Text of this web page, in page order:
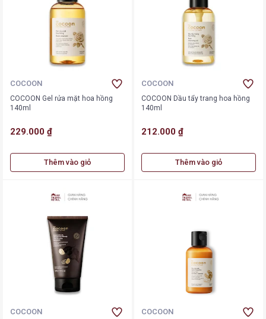
COCOON
COCOON Gel rửa mặt hoa hồng
140ml
229.000 ₫
Thêm vào giỏ
COCOON
COCOON Dầu tẩy trang hoa hồng
140ml
212.000 ₫
Thêm vào giỏ
COCOON COCOON